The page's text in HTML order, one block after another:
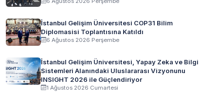
İstanbul Gelişim Üniversitesi COP31 Bilim
Diplomasisi Toplantısına Katıldı
6 Ağustos 2026 Perşembe
İstanbul Gelişim Üniversitesi, Yapay Zeka ve Bilgi
Sistemleri Alanındaki Uluslararası Vizyonunu
INSIGHT 2026 ile Güçlendiriyor
1 Ağustos 2026 Cumartesi